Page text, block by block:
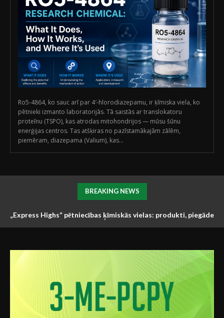
Ro5-4864, ko sauc arī par 4′-hlorodiazepamu, ir ķīmiska viela, ko
pētnieki izmanto laboratorijās. Tā saistās ar translokatoru
proteīnu (TSPO), kas atrodas mitohondrijos — mūsu šūnu
enerģijas centros. Tas atšķiras no pazīstamākajām zālēm,
piemēram, diazepama (Valium), kas...
BREAKING NEWS
„Express Highs“ pētniecības ķīmiskās vielas: produkti, piegāde
Ro5-4864: Kas tas ir, kā tas darbojas un kur to izmanto